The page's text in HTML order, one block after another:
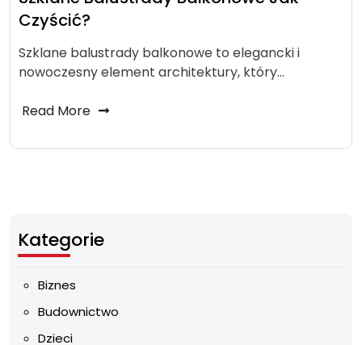
Czyścić?
Szklane balustrady balkonowe to elegancki i
nowoczesny element architektury, który…
Read More
Kategorie
Biznes
Budownictwo
Dzieci